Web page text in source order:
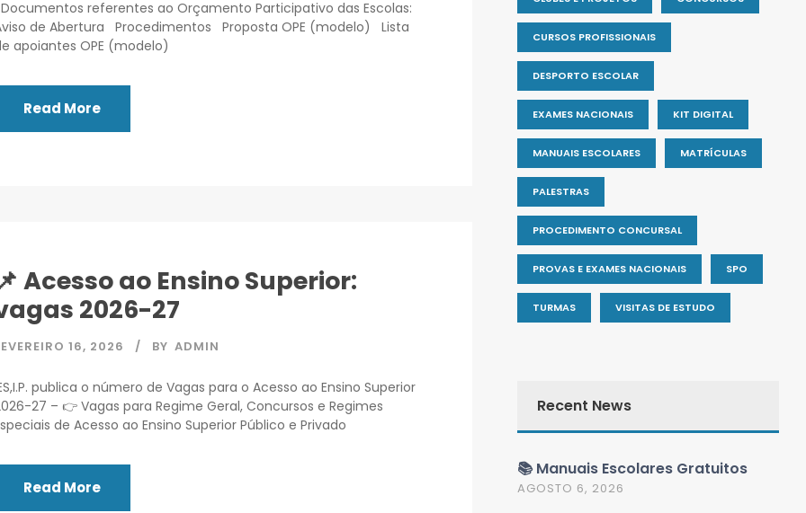
referentes ao Orçamento Participativo das Escolas:
de Abertura Procedimentos Proposta OPE (modelo) Lista
apoiantes OPE (modelo)
Read More
Acesso ao Ensino Superior:
2026-27
16, 2026 BY ADMIN
publica o número de Vagas para o Acesso ao Ensino Superior
27 – 👉 Vagas para Regime Geral, Concursos e Regimes
de Acesso ao Ensino Superior Público e Privado
Read More
CURSOS PROFISSIONAIS
DESPORTO ESCOLAR
EXAMES NACIONAIS KIT DIGITAL
MANUAIS ESCOLARES MATRÍCULAS
PALESTRAS
PROCEDIMENTO CONCURSAL
PROVAS E EXAMES NACIONAIS SPO
TURMAS VISITAS DE ESTUDO
Recent News
📚 Manuais Escolares Gratuitos
AGOSTO 6, 2026